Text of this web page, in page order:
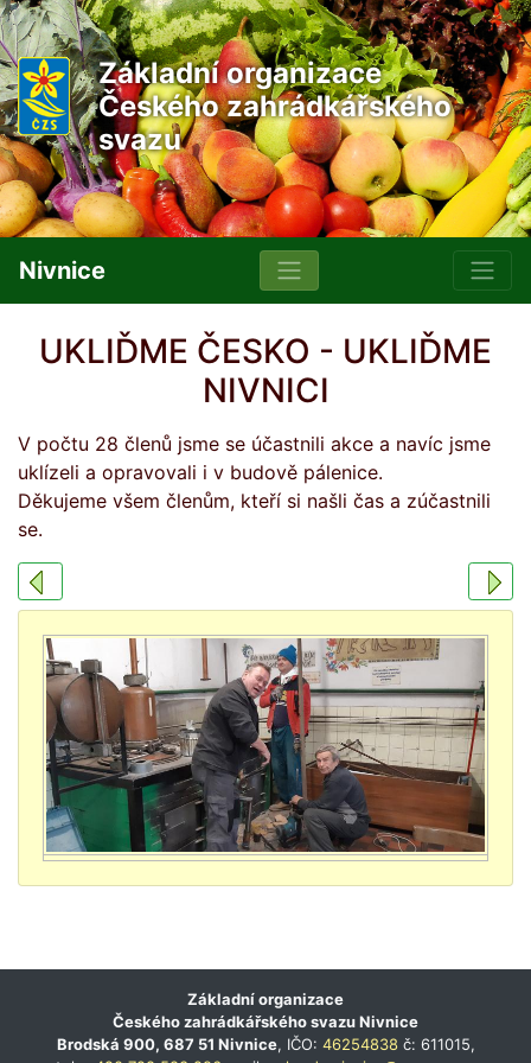
Základní organizace
Českého zahrádkářského
svazu
Nivnice
UKLIĎME ČESKO - UKLIĎME
NIVNICI
V počtu 28 členů jsme se účastnili akce a navíc jsme
uklízeli a opravovali i v budově pálenice.
Děkujeme všem členům, kteří si našli čas a zúčastnili
se.
Základní organizace
Českého zahrádkářského svazu Nivnice
Brodská 900, 687 51 Nivnice, IČO: 46254838č: 611015,